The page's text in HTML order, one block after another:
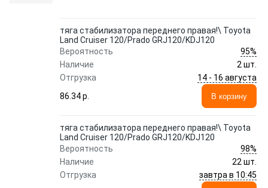
тяга стабилизатора переднего правая!\ Toyota
Land Cruiser 120/Prado GRJ120/KDJ120
Вероятность
95%
Наличие
2 шт.
Отгрузка
14 - 16 августа
86.34 p.
В корзину
тяга стабилизатора переднего правая!\ Toyota
Land Cruiser 120/Prado GRJ120/KDJ120
Вероятность
98%
Наличие
22 шт.
Отгрузка
завтра в 10:45